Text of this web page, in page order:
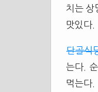
치는 상
맛있다.
단골식
는다.
먹는다